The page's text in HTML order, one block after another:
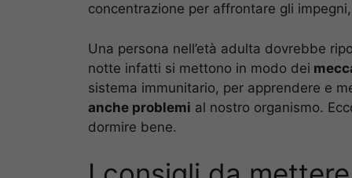
concentrazione per affrontare gli
Una persona nell’età adulta dovrebbe
notte infatti si mettono in modo dei
sistema immunitario, per apprendere e
anche problemi al nostro organismo.
dormire bene.